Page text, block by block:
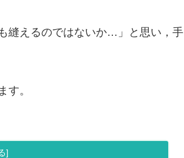
縫えるのではないか…」と思い，手
す。